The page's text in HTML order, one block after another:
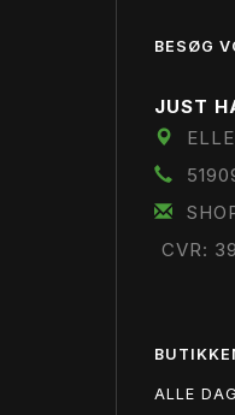
BESØG
JUST
CVR:
ALLE